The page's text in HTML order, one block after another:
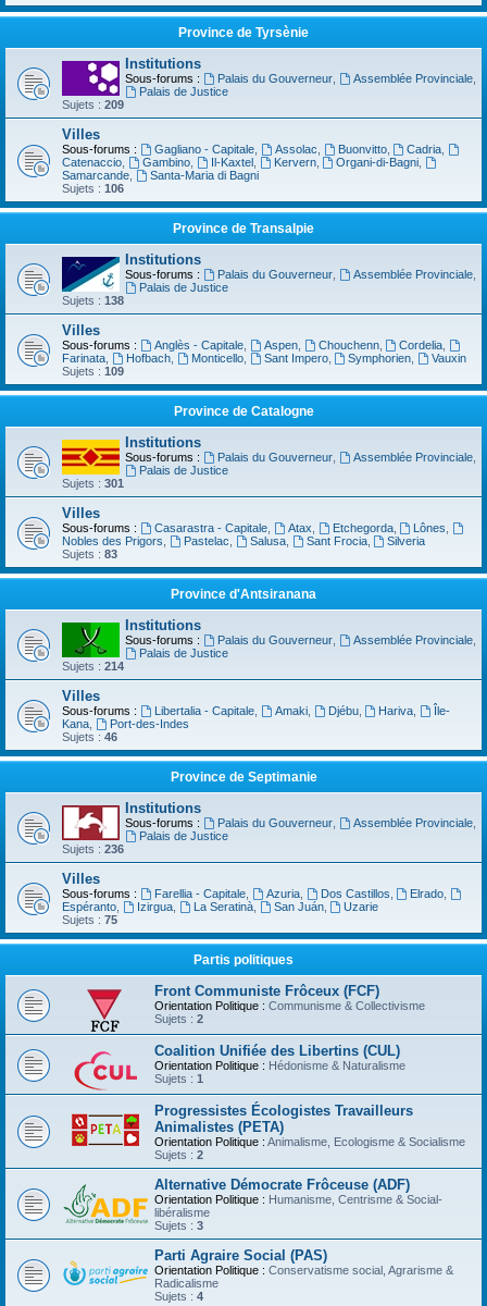
Province de Tyrsènie
Institutions
Sous-forums : Palais du Gouverneur, Assemblée Provinciale,
Palais de Justice
Sujets : 209
Villes
Sous-forums : Gagliano - Capitale, Assolac Buonvitto, Cadria
Catenaccio
Gambino, Il-Kaxtel, Kervern, Organi-di-Bagni
Samarcande
Santa-Maria di Bagni
Sujets : 106
Province de Transalpie
Institutions
Sous-forums : Palais du Gouverneur, Assemblée Provinciale,
Palais de Justice
Sujets : 138
Villes
Sous-forums : Anglès - Capitale, Aspen, Chouchenn, Cordelia
Farinata
Hofbach, Monticello, Sant Impero, Symphorien
Vauxin
Sujets : 109
Province de Catalogne
Institutions
Sous-forums : Palais du Gouverneur, Assemblée Provinciale,
Palais de Justice
Sujets : 301
Villes
Sous-forums : Casarastra - Capitale, Atax Etchegorda, Lônes
Nobles des Prigors
Pastelac Salusa, Sant Frocia,
Silveria
Sujets : 83
Province d'Antsiranana
Institutions
Sous-forums : Palais du Gouverneur, Assemblée Provinciale,
Palais de Justice
Sujets : 214
Villes
Sous-forums : Libertalia - Capitale, Amaki, Djébu, Hariva
Île-
Kana
Port-des-Indes
Sujets : 46
Province de Septimanie
Institutions
Sous-forums : Palais du Gouverneur, Assemblée Provinciale,
Palais de Justice
Sujets : 236
Villes
Sous-forums : Farellia - Capitale, Azuria, Dos Castillos Elrado
Espéranto
Izirgua, La Seratinà, San Juán,
Uzarie
Sujets : 75
Partis politiques
Front Communiste Frôceux (FCF)
Orientation Politique : Communisme & Collectivisme
Sujets : 2
Coalition Unifiée des Libertins (CUL)
Orientation Politique : Hédonisme & Naturalisme
Sujets : 1
Progressistes Écologistes Travailleurs
Animalistes (PETA)
Orientation Politique : Animalisme, Ecologisme & Socialisme
Sujets : 2
Alternative Démocrate Frôceuse (ADF)
Orientation Politique : Humanisme, Centrisme & Social-
libéralisme
Sujets : 3
Parti Agraire Social (PAS)
Orientation Politique : Conservatisme social, Agrarisme &
Radicalisme
Sujets : 4